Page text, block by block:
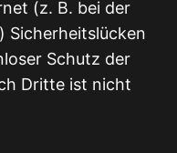
(z. B. bei der
Sicherheitslücken
Schutz der
Dritte ist nicht